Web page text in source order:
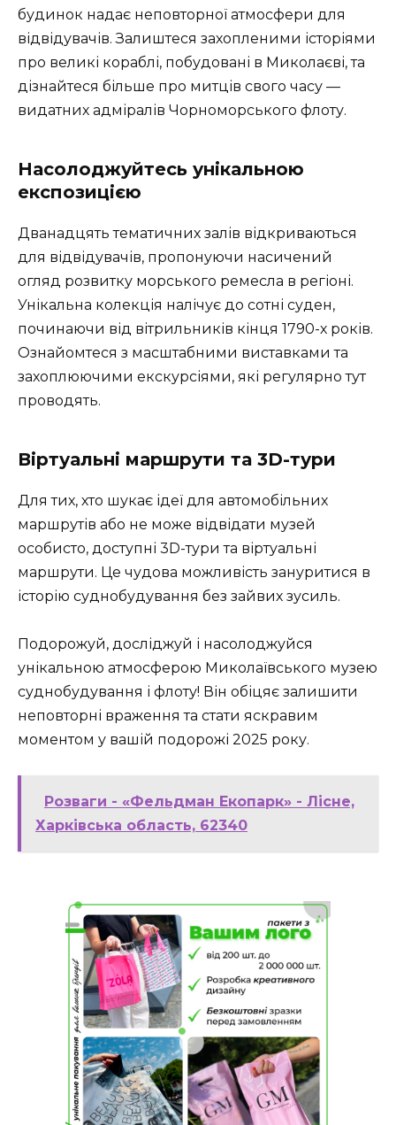
будинок надає неповторної атмосфери для
відвідувачів. Залиштеся захопленими історіями
про великі кораблі, побудовані в Миколаєві, та
дізнайтеся більше про митців свого часу —
видатних адміралів Чорноморського флоту.
Насолоджуйтесь унікальною
експозицією
Дванадцять тематичних залів відкриваються
для відвідувачів, пропонуючи насичений
огляд розвитку морського ремесла в регіоні.
Унікальна колекція налічує до сотні суден,
починаючи від вітрильників кінця 1790-х років.
Ознайомтеся з масштабними виставками та
захоплюючими екскурсіями, які регулярно тут
проводять.
Віртуальні маршрути та 3D-тури
Для тих, хто шукає ідеї для автомобільних
маршрутів або не може відвідати музей
особисто, доступні 3D-тури та віртуальні
маршрути. Це чудова можливість зануритися в
історію суднобудування без зайвих зусиль.
Подорожуй, досліджуй і насолоджуйся
унікальною атмосферою Миколаївського музею
суднобудування і флоту! Він обіцяє залишити
неповторні враження та стати яскравим
моментом у вашій подорожі 2025 року.
Розваги - «Фельдман Екопарк» - Лісне,
Харківська область, 62340